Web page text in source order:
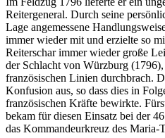
Reitergeneral. Durch seine
Lage angemessene
immer wieder mit und erzielte so
Reiterschar immer wieder große
der Schlacht von Würzburg
französischen Linien durchbrach.
Konfusion aus, so dass dies in
französischen Kräfte bewirkte.
bekam für diesen Einsatz bei der
das Kommandeurkreuz des Maria-